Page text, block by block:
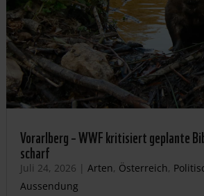
Vorarlberg – WWF kritisiert geplante
scharf
Juli 24, 2026 | Arten, Österreich,
Aussendung